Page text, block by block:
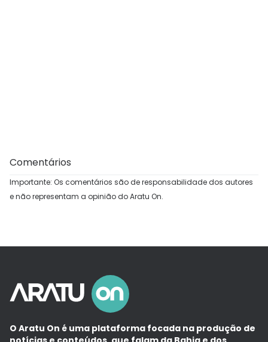
Comentários
Importante: Os comentários são de responsabilidade dos autores
e não representam a opinião do Aratu On.
O Aratu On é uma plataforma focada na produção de